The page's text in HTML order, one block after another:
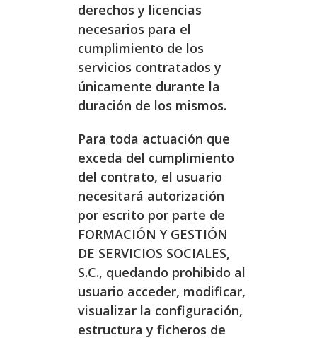
derechos y licencias
necesarios para el
cumplimiento de los
servicios contratados y
únicamente durante la
duración de los mismos.
Para toda actuación que
exceda del cumplimiento
del contrato, el usuario
necesitará autorización
por escrito por parte de
FORMACIÓN Y GESTIÓN
DE SERVICIOS SOCIALES,
S.C., quedando prohibido al
usuario acceder, modificar,
visualizar la configuración,
estructura y ficheros de